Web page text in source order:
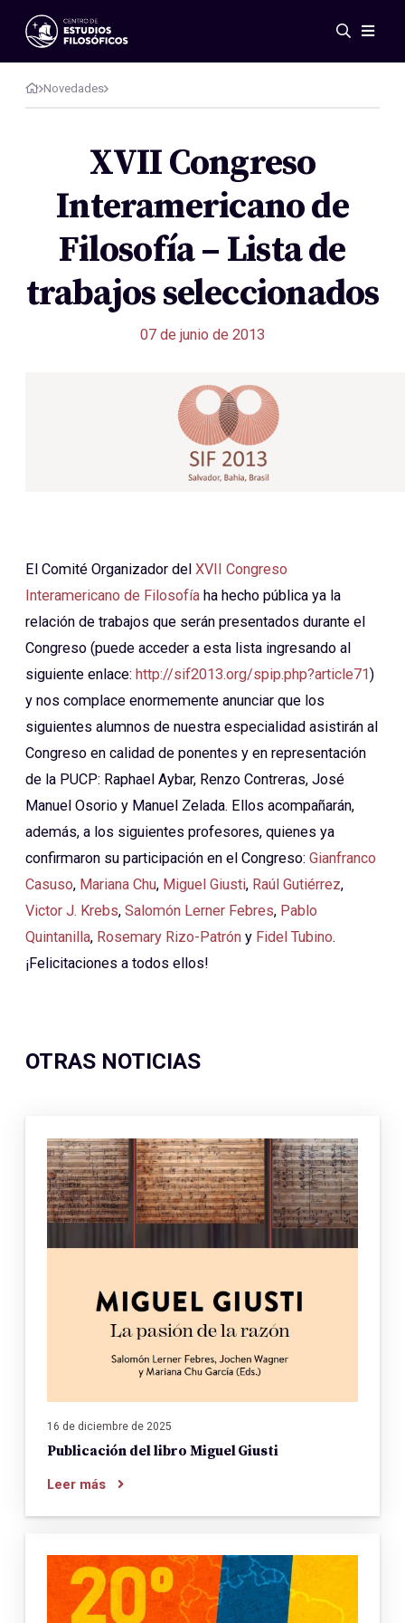
Eventos
Novedades
Investigación
Publicaciones
Galería
Acerca de nosotros
Miembros
Reglamento
Novedades
XVII Congreso
Interamericano de
Filosofía – Lista de
trabajos seleccionados
07 de junio de 2013
El Comité Organizador del XVII Congreso
Interamericano de Filosofía ha hecho pública ya la
relación de trabajos que serán presentados durante el
Congreso (puede acceder a esta lista ingresando al
siguiente enlace: http://sif2013.org/spip.php?article71)
y nos complace enormemente anunciar que los
siguientes alumnos de nuestra especialidad asistirán al
Congreso en calidad de ponentes y en representación
de la PUCP: Raphael Aybar, Renzo Contreras, José
Manuel Osorio y Manuel Zelada. Ellos acompañarán,
además, a los siguientes profesores, quienes ya
confirmaron su participación en el Congreso: Gianfranco
Casuso, Mariana Chu, Miguel Giusti, Raúl Gutiérrez,
Victor J. Krebs, Salomón Lerner Febres, Pablo
Quintanilla, Rosemary Rizo-Patrón y Fidel Tubino.
¡Felicitaciones a todos ellos!
OTRAS NOTICIAS
16 de diciembre de 2025
Publicación del libro Miguel Giusti
Leer más